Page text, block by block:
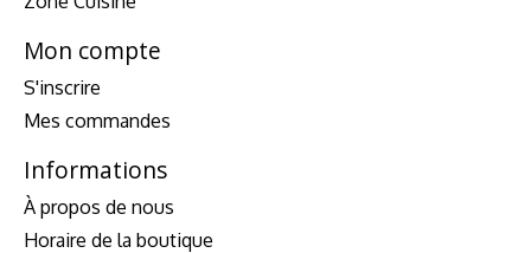
Mon compte
S'inscrire
Mes commandes
Informations
À propos de nous
Horaire de la boutique